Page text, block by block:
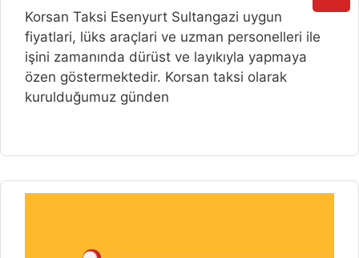
Korsan Taksi Esenyurt Sultangazi uygun
fiyatlari, lüks araçlari ve uzman personelleri ile
işini zamanında dürüst ve layıkıyla yapmaya
özen göstermektedir. Korsan taksi olarak
kurulduğumuz günden